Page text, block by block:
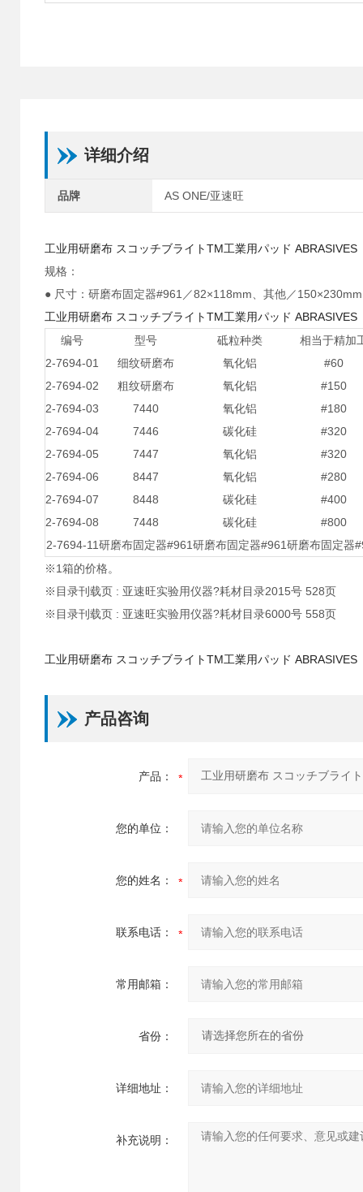
详细介绍
品牌 AS ONE/亚速旺
工业用研磨布 スコッチブライトTM工業用パッド ABRASIVES
规格：
● 尺寸：研磨布固定器#961／82×118mm、其他／150×230mm
工业用研磨布 スコッチブライトTM工業用パッド ABRASIVES
编号
型号 砥粒种类
相当于精加
2-7694-01
细纹研磨布 氧化铝
#60
2-7694-02
粗纹研磨布 氧化铝
#150
2-7694-03
7440 氧化铝
#180
2-7694-04
7446 碳化硅
#320
2-7694-05
7447 氧化铝
#320
2-7694-06
8447 氧化铝
#280
2-7694-07
8448 碳化硅
#400
2-7694-08
7448 碳化硅
#800
2-7694-11研磨布固定器#961研磨布固定器#961研磨布固定器
※1箱的价格。
※目录刊载页 : 亚速旺实验用仪器?耗材目录2015号 528页
※目录刊载页 : 亚速旺实验用仪器?耗材目录6000号 558页
工业用研磨布 スコッチブライトTM工業用パッド ABRASIVES
产品咨询
产品：
您的单位：
您的姓名：
联系电话：
常用邮箱：
省份：
详细地址：
补充说明：